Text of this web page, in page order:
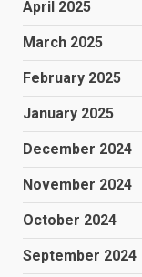
April 2025
March 2025
February 2025
January 2025
December 2024
November 2024
October 2024
September 2024